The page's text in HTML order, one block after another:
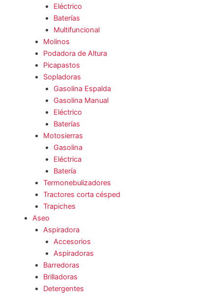
Eléctrico
Baterías
Multifuncional
Molinos
Podadora de Altura
Picapastos
Sopladoras
Gasolina Espalda
Gasolina Manual
Eléctrico
Baterías
Motosierras
Gasolina
Eléctrica
Batería
Termonebulizadores
Tractores corta césped
Trapiches
Aseo
Aspiradora
Accesorios
Aspiradoras
Barredoras
Brilladoras
Detergentes